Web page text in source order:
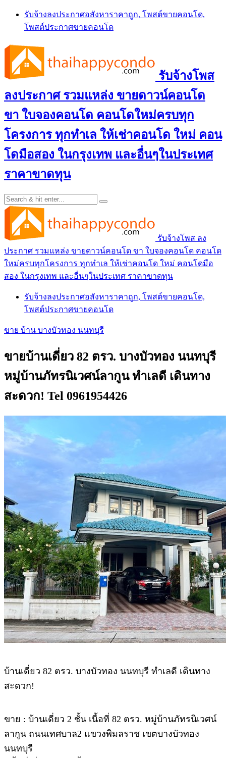
Skip
content
รับจ้างลงประกาศอสังหาราคาถูก, โพสต์ขายคอนโด,
โพสต์ประกาศขายคอนโด
รับจ้างโพส
ลงประกาศ รวมแหล่ง ขายดาวน์คอนโด
ขา ใบจองคอนโด คอนโดใหม่ครบทุก
โครงการ ทุกทำเล ให้เช่าคอนโด ใหม่ คอน
โดมือสอง ในกรุงเทพ และอื่นๆในประเทศ
ราคาขาดทุน
รับจ้างโพส ลง
ประกาศ รวมแหล่ง ขายดาวน์คอนโด ขา ใบจองคอนโด คอนโด
ใหม่ครบทุกโครงการ ทุกทำเล ให้เช่าคอนโด ใหม่ คอนโดมือ
สอง ในกรุงเทพ และอื่นๆในประเทศ ราคาขาดทุน
รับจ้างลงประกาศอสังหาราคาถูก, โพสต์ขายคอนโด,
โพสต์ประกาศขายคอนโด
ขาย บ้าน บางบัวทอง นนทบุรี
ขายบ้านเดี่ยว 82 ตรว. บางบัวทอง นนทบุรี
หมู่บ้านภัทรนิเวศน์ลากูน ทำเลดี เดินทาง
สะดวก! Tel 0961954426
บ้านเดี่ยว 82 ตรว. บางบัวทอง นนทบุรี ทำเลดี เดินทาง
สะดวก!
ขาย : บ้านเดี่ยว 2 ชั้น เนื้อที่ 82 ตรว. หมู่บ้านภัทรนิเวศน์
ลากูน ถนนเทศบาล2 แขวงพิมลราช เขตบางบัวทอง
นนทบุรี